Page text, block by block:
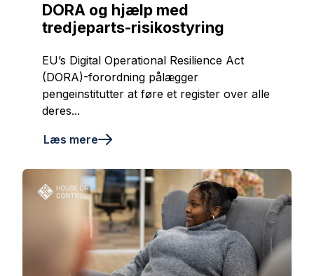
DORA og hjælp med
tredjeparts-risikostyring
EU’s Digital Operational Resilience Act
(DORA)-forordning pålægger
pengeinstitutter at føre et register over alle
deres...
Læs mere